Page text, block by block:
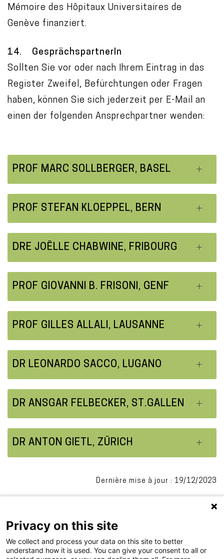
Mémoire des Hôpitaux Universitaires de
Genève finanziert.
14. GesprächspartnerIn
Sollten Sie vor oder nach Ihrem Eintrag in das
Register Zweifel, Befürchtungen oder Fragen
haben, können Sie sich jederzeit per E-Mail an
einen der folgenden Ansprechpartner wenden:
PROF MARC SOLLBERGER, BASEL
PROF STEFAN KLOEPPEL, BERN
DRE JOËLLE CHABWINE, FRIBOURG
PROF GIOVANNI B. FRISONI, GENF
PROF GILLES ALLALI, LAUSANNE
DR LEONARDO SACCO, LUGANO
DR ANSGAR FELBECKER, ST.GALLEN
DR ANTON GIETL, ZÜRICH
Dernière mise à jour : 19/12/2023
Privacy on this site
We collect and process your data on this site to better
understand how it is used. You can give your consent to all or